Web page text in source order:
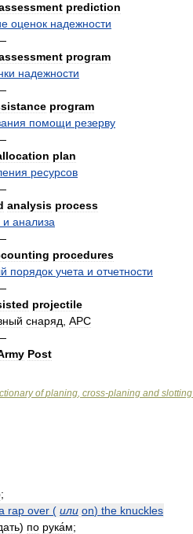
prediction
оценок надежности
program
надежности
program
помощи резерву
plan
ресурсов
analysis process
и анализа
procedures
порядок учета и отчетности
projectile
снаряд АРС
Post
of planing, cross-planing and slotting
;
rap over ( или on) the knuckles
) по рука́м;